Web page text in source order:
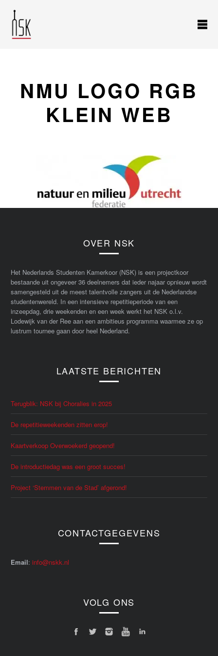
NMU LOGO RGB
KLEIN WEB
OVER NSK
Het Nederlands Studenten Kamerkoor (NSK) is een projectkoor
bestaande uit ongeveer 36 deelnemers dat ieder najaar opnieuw wordt
samengesteld uit de meest talentvolle zangers uit de Nederlandse
studentenwereld. In een intensieve repetitieperiode van een
inzeepdag, drie weekenden en een week werkt het NSK o.l.v.
Lodewijk van der Ree aan een ambitieus programma waarmee ze op
lustrum tournee gaan door heel Nederland.
LAATSTE BERICHTEN
Terugblik: NSK bij Choralies in 2025
De repetitieweekenden zitten erop!
Kaartverkoop Overwoekerd geopend!
De introductiedag was een groot succes!
Project ‘Stemmen van de Stad’ afgerond!
CONTACTGEGEVENS
Email:info@nskk.nl
VOLG ONS